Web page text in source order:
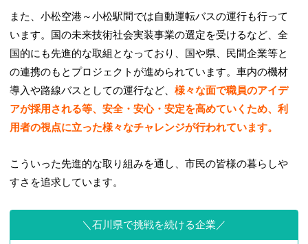
また、小松空港～小松駅間では自動運転バスの運行も行って
います。国の未来技術社会実装事業の選定を受けるなど、全
国的にも先進的な取組となっており、国や県、民間企業等と
の連携のもとプロジェクトが進められています。車内の機材
導入や路線バスとしての運行など、様々な面で職員のアイデ
アが採用される等、安全・安心・安定を高めていくため、利
用者の視点に立った様々なチャレンジが行われています。
こういった先進的な取り組みを通し、市民の皆様の暮らしや
すさを追求しています。
石川県で挑戦を続ける企業